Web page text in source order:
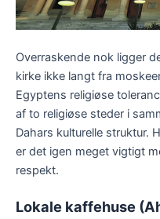
Overraskende nok ligger
kirke ikke langt fra
Egyptens religiøse
af to religiøse steder i
Dahars kulturelle struktur.
er det igen meget vigtigt
respekt.
Lokale kaffehuse